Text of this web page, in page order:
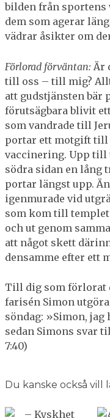
bilden från sportens
dem som agerar
vädrar åsikter om
Förlorad förväntan: Är
till oss – till mig?
att gudstjänsten bär
förutsägbara blivit
som vandrade till
portar ett motgift till
vaccinering. Upp till
södra sidan en lång
portar längst upp.
igenmurade vid
som kom till
och ut genom
att något skett
densamme efter ett
Till dig som förlorat
farisén Simon
söndag: »Simon, jag
sedan Simons svar
7:40)
Du kanske också vill